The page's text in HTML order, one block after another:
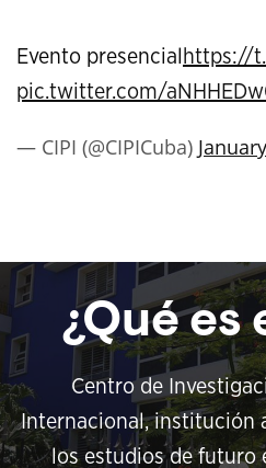
Evento presencial https://
pic.twitter.com/
— CIPI (@CIPICuba)
¿Qué es
Centro de
Internacional, institución
los estudios de futuro